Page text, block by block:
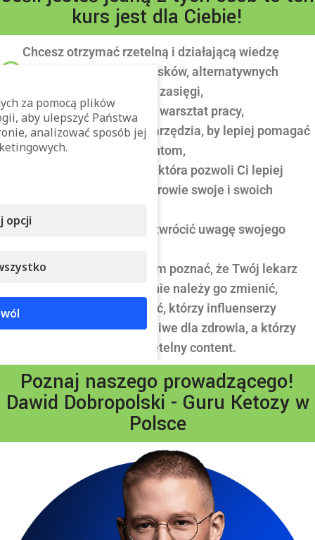
kurs jest dla Ciebie!
Chcesz otrzymać rzetelną i działającą wiedzę
wolną od uprzedzeń, spisków, alternatywnych
narracji tworzonych pod zasięgi,
Chcesz podszkolić swój warsztat pracy,
zdobędziesz wiedzę i narzędzia, by lepiej pomagać
swoim klientom i pacjentom,
Chcesz zdobyć wiedzę , która pozwoli Ci lepiej
zrozumieć i zadbać o zdrowie swoje i swoich
Chcesz wiedzieć na co zwrócić uwagę swojego
Chcesz wiedzieć po czym poznać, że Twój lekarz
jest kompetentny i czy nie należy go zmienić,
Chcesz umieć rozpoznać, którzy influenserzy
powielają bzdury szkodliwe dla zdrowia, a którzy
mówią prawdę i dają rzetelny content.
Poznaj naszego prowadzącego!
Dawid Dobropolski - Guru Ketozy w
Polsce
za pomocą plików
aby ulepszyć Państwa
analizować sposób jej
opcji